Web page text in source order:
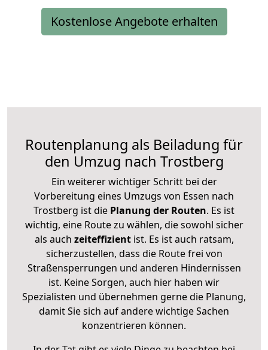
Kostenlose Angebote erhalten
Routenplanung als Beiladung für
den Umzug nach Trostberg
Ein weiterer wichtiger Schritt bei der
Vorbereitung eines Umzugs von Essen nach
Trostberg ist die Planung der Routen. Es ist
wichtig, eine Route zu wählen, die sowohl sicher
als auch zeiteffizientist. Es ist auch ratsam,
sicherzustellen, dass die Route frei von
Straßensperrungen und anderen Hindernissen
ist. Keine Sorgen, auch hier haben wir
Spezialisten und übernehmen gerne die Planung,
damit Sie sich auf andere wichtige Sachen
konzentrieren können.